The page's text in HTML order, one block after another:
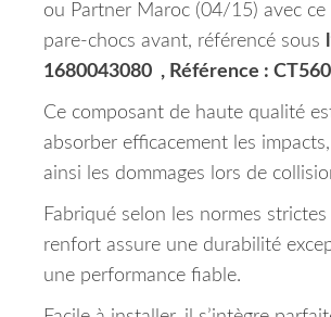
ou Partner Maroc (04/15) avec
pare-chocs avant, référencé sous
1680043080 , Référence :
Ce composant de haute qualité
absorber efficacement les
ainsi les dommages lors de
Fabriqué selon les normes strictes
renfort assure une durabilité
une performance fiable.